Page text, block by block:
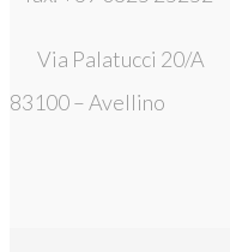
Via Palatucci 20/A
83100 – Avellino